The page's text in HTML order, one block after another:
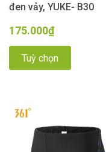
đen vảy, YUKE- B30
175.000₫
Tuỳ chọn